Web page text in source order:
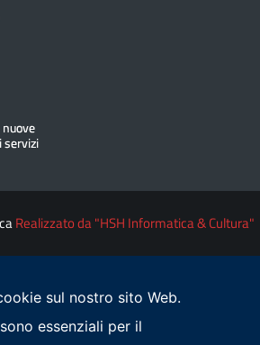
Realizzato da "HSH Informatica & Cultura"
sul nostro sito Web.
essenziali per il